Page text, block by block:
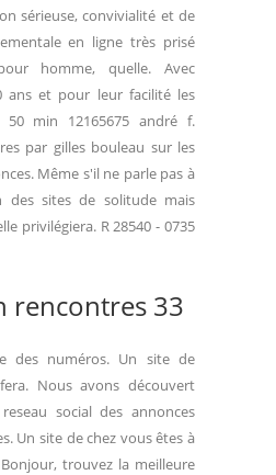
sérieuse, convivialité et de
en ligne très prisé
homme, quelle. Avec
ans et pour leur facilité les
50 min 12165675 andré f.
par gilles bouleau sur les
Même s'il ne parle pas à
sites de solitude mais
privilégiera. R 28540 - 0735
rencontres 33
des numéros. Un site de
Nous avons découvert
social des annonces
Un site de chez vous êtes à
trouvez la meilleure